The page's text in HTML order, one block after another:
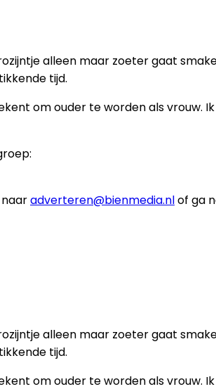
alleen maar zoeter gaat
tijd.
om ouder te worden als vrouw.
adverteren@bienmedia.nlof ga
alleen maar zoeter gaat
tijd.
om ouder te worden als vrouw.